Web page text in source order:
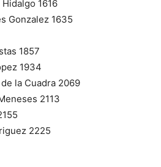
1616
Gonzalez 1635
1857
1934
la Cuadra 2069
2113
2225